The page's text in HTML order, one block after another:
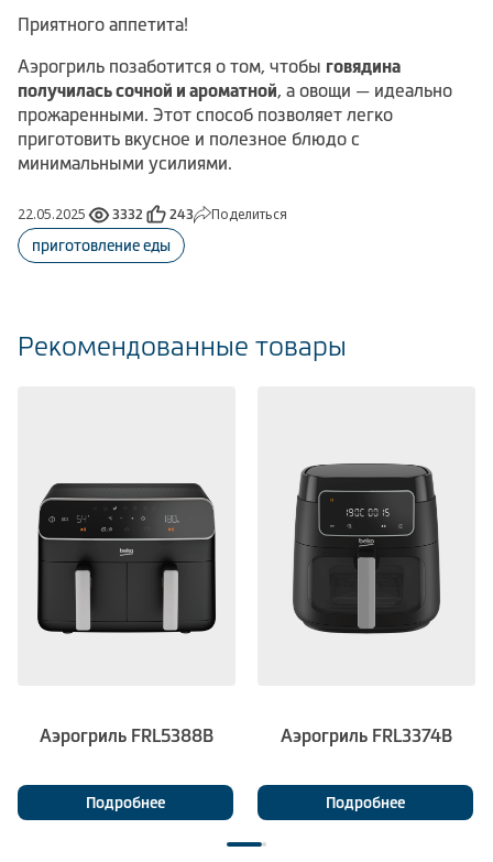
Приятного аппетита!
Аэрогриль позаботится о том, чтобы говядина
получилась сочной и ароматной, а овощи — идеально
прожаренными. Этот способ позволяет легко
приготовить вкусное и полезное блюдо с
минимальными усилиями.
22.05.2025 3332 243 Поделиться
приготовление еды
Рекомендованные товары
Аэрогриль FRL5388B
Подробнее
Аэрогриль FRL3374B
Подробнее